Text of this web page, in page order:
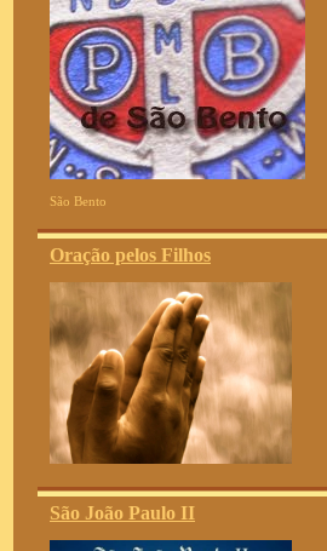
São Bento
Oração pelos Filhos
São João Paulo II